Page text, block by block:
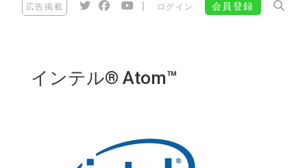
広告掲載 ログイン 会員登録
インテル® Atom™